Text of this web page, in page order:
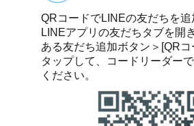
QRコードでLINEの友だちを追
LINEアプリの友だちタブを開
ある友だち追加ボタン＞[QRコ
タップして、コードリーダー
ください。